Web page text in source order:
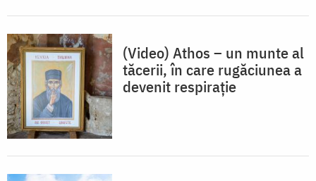
(Video) Athos – un munte al
tăcerii, în care rugăciunea a
devenit respiraţie